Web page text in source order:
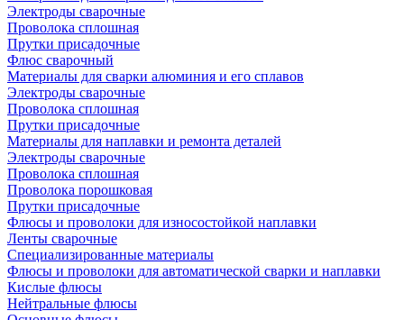
Электроды сварочные
Проволока сплошная
Прутки присадочные
Флюс сварочный
Материалы для сварки алюминия и его сплавов
Электроды сварочные
Проволока сплошная
Прутки присадочные
Материалы для наплавки и ремонта деталей
Электроды сварочные
Проволока сплошная
Проволока порошковая
Прутки присадочные
Флюсы и проволоки для износостойкой наплавки
Ленты сварочные
Специализированные материалы
Флюсы и проволоки для автоматической сварки и наплавки
Кислые флюсы
Нейтральные флюсы